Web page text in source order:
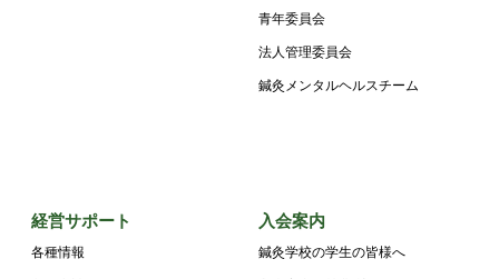
青年委員会
法人管理委員会
鍼灸メンタルヘルスチーム
経営サポート
各種情報
入会案内
鍼灸学校の学生の皆様へ